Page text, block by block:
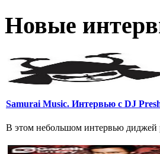
Новые
Samurai Music. Интервью с DJ
В этом небольшом интервью диджей